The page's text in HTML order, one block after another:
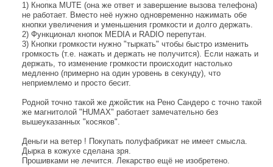
1) Кнопка MUTE (она же ответ и завершение вызова телефона)
не работает. Вместо неё нужно одновременно нажимать обе
кнопки увеличения и уменьшения громкости и долго держать.
2) Функционал кнопок MEDIA и RADIO перепутан.
3) Кнопки громкости нужно "тыркать" чтобы быстро изменить
громкость (т.е. нажать и держать не получится). Если нажать и
держать, то изменение громкости происходит настолько
медленно (примерно на один уровень в секунду), что
неприемлемо и просто бесит.
Родной точно такой же джойстик на Рено Сандеро с точно такой
же магнитолой "HUMAX" работает замечательно без
вышеуказанных "косяков".
Деньги на ветер ! Покупать полуфабрикат не имеет смысла.
Дырка в кожухе сделана зря.
Прошивками не лечится. Лекарство ещё не изобретено.